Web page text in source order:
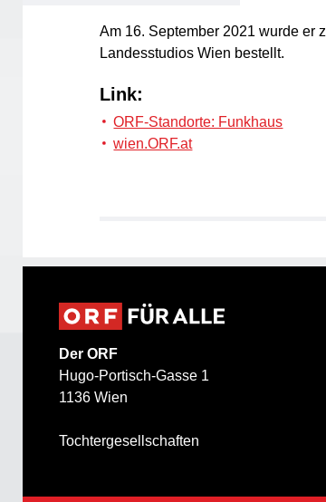
Am 16. September 2021 wurde er
Landesstudios Wien bestellt.​
Link:
ORF-Standorte: Funkhaus
wien.ORF.at
Der ORF
Hugo-Portisch-Gasse 1
1136 Wien
Tochtergesellschaften